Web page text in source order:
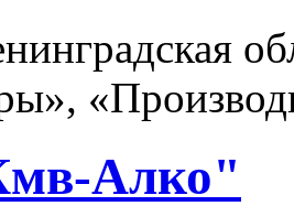
Алко"